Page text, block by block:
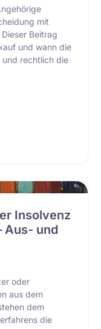
mit
Beitrag
und wann die
und rechtlich die
Insolvenz
Aus- und
oder
aus dem
dem
die